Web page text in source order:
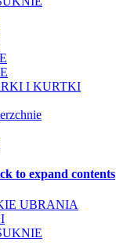
I KURTKI
to expand contents
UBRANIA